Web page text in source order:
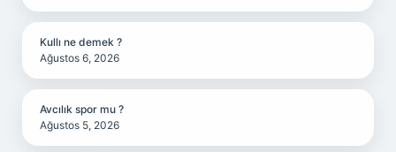
Kullı ne demek ?
Ağustos 6, 2026
Avcılık spor mu ?
Ağustos 5, 2026